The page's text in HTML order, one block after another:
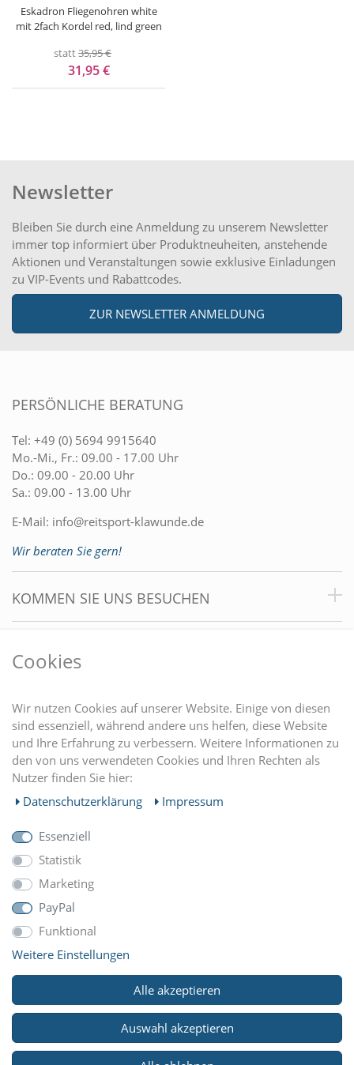
Eskadron Fliegenohren white
mit 2fach Kordel red, lind green
statt35,95 €
31,95 €
Newsletter
Bleiben Sie durch eine Anmeldung zu unserem Newsletter
immer top informiert über Produktneuheiten, anstehende
Aktionen und Veranstaltungen sowie exklusive Einladungen
zu VIP-Events und Rabattcodes.
ZUR NEWSLETTER ANMELDUNG
PERSÖNLICHE BERATUNG
Tel: +49 (0) 5694 9915640
Mo.-Mi., Fr.: 09.00 - 17.00 Uhr
Do.: 09.00 - 20.00 Uhr
Sa.: 09.00 - 13.00 Uhr
E-Mail: info@reitsport-klawunde.de
Wir beraten Sie gern!
KOMMEN SIE UNS BESUCHEN
EINKAUFEN
MEIN KONTO
UNTERNEHMEN
ZAHLUNGARTEN
WIR VERSCHICKEN MIT
© Copyright 2026 Reitsport Klawunde. Alle Rechte
Cookies
Wir nutzen Cookies auf unserer Website. Einige von diesen
sind essenziell, während andere uns helfen, diese Website
und Ihre Erfahrung zu verbessern. Weitere Informationen zu
den von uns verwendeten Cookies und Ihren Rechten als
Nutzer finden Sie hier:
Daten­schutz­erklärung
Impressum
Essenziell
Statistik
Marketing
PayPal
Funktional
Weitere Einstellungen
Alle akzeptieren
Auswahl akzeptieren